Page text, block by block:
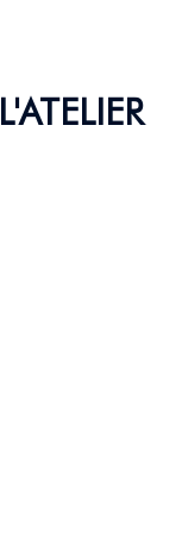
L'ATELIER